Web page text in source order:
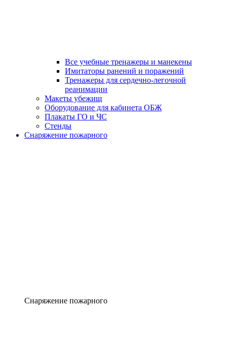
Все учебные тренажеры и манекены
Имитаторы ранений и поражений
Тренажеры для сердечно-легочной
реанимации
Макеты убежищ
Оборудование для кабинета ОБЖ
Плакаты ГО и ЧС
Стенды
Снаряжение пожарного
Снаряжение пожарного